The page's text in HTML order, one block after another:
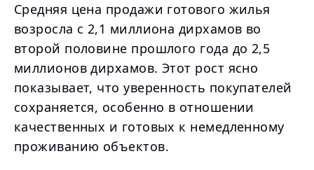
Средняя цена продажи готового жилья
возросла с 2,1 миллиона дирхамов во
второй половине прошлого года до 2,5
миллионов дирхамов. Этот рост ясно
показывает, что уверенность покупателей
сохраняется, особенно в отношении
качественных и готовых к немедленному
проживанию объектов.